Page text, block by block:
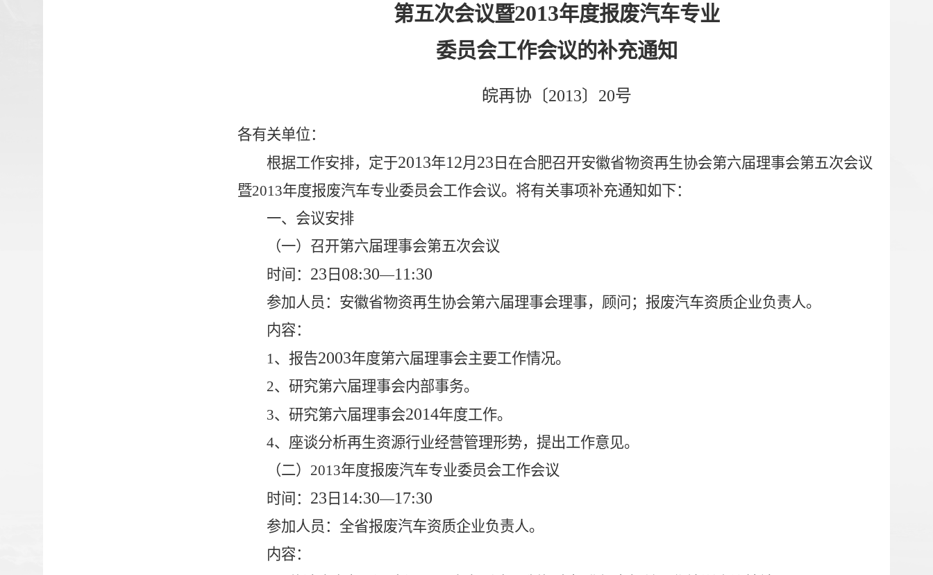
第五次会议暨2013年度报废汽车专业
委员会工作会议的补充通知
皖再协〔2013〕 20号
各有关单位：
根据工作安排，定于2013年12月 23 日在合肥召开安徽省物资再生协会第六届理事会第五次会议
暨2013年度报废汽车专业委员会工作会议。将有关事项补充通知如下：
一、会议安排
（一）召开第六届理事会第五次会议
时间： 23 日 08:30—11:30
参加人员：安徽省物资再生协会第六届理事会理事，顾问；报废汽车资质企业负责人。
内容：
1 、报告2003年度第六届理事会主要工作情况。
2、研究第六届理事会内部事务。
3、研究第六届理事会2014年度工作。
4、座谈分析再生资源行业经营管理形势，提出工作意见。
（二） 2013年度报废汽车专业委员会工作会议
时间： 23 日 14:30—17:30
参加人员：全省报废汽车资质企业负责人。
内容：